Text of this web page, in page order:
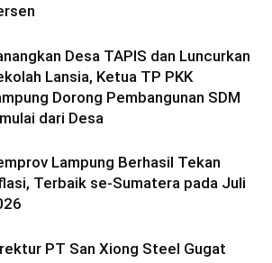
Desa TAPIS dan Luncurkan
Lansia, Ketua TP PKK
Dorong Pembangunan SDM
dari Desa
Lampung Berhasil Tekan
Terbaik se-Sumatera pada Juli
PT San Xiong Steel Gugat